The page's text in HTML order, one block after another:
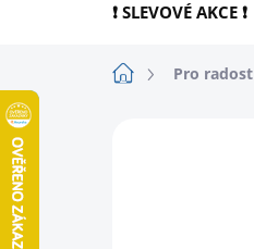
❗ SLEVOVÉ AKCE ❗
DomůPro radost